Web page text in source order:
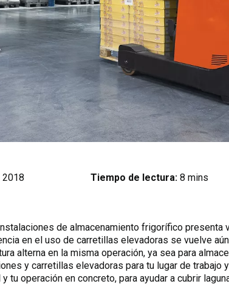
2018 Tiempo de lectura: 8 mins
de almacenamiento frigorífico
en el uso de carretillas elevadoras se vuelve
alterna en la misma operación, ya sea para
y carretillas elevadoras para tu lugar de trabajo
tu operación en concreto, para ayudar a cubrir